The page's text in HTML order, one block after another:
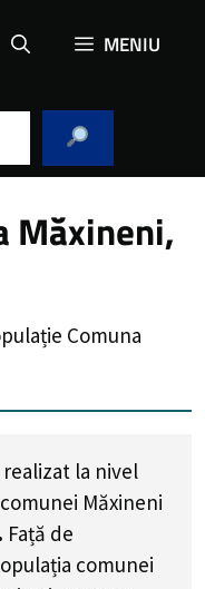
MENIU
Măxineni,
Comuna
la nivel
Măxineni
Față de
comunei